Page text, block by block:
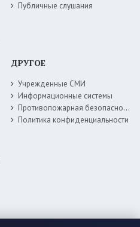
Публичные слушания
ДРУГОЕ
Учрежденные СМИ
Информационные системы
Противопожарная безопасность
Политика конфиденциальности